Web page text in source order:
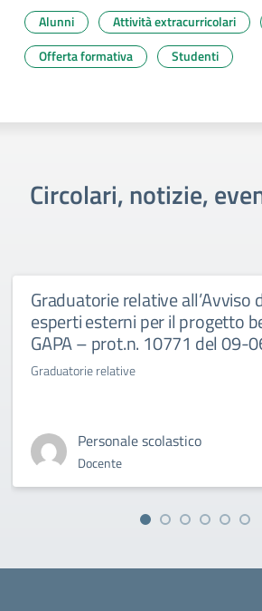
Alunni Attività extracurricolari
Offerta formativa
Studenti
Circolari, notizie,
Graduatorie relative all’Avviso
esperti esterni per il progetto
GAPA – prot.n. 10771 del 09-
Graduatorie relative
Personale scolastico
Docente